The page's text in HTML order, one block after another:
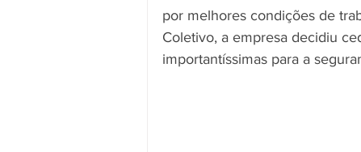
por melhores condições de
Coletivo, a empresa decidiu
importantíssimas para a